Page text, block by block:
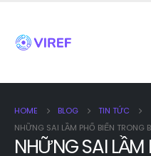
HOME BLOG
TIN TỨC
NHỮNG SAI LẦM PHỔ BIẾN TRONG
NHỮNG SAI LẦM